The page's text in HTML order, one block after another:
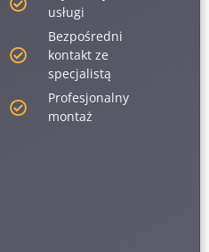
usługi
Bezpośredni
kontakt ze
specjalistą
Profesjonalny
montaż